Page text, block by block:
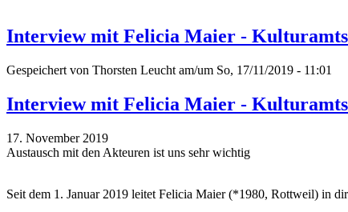
Interview mit Felicia Maier -
Gespeichert von Thorsten Leucht am/um So, 17/11/2019 - 11:01
Interview mit Felicia Maier -
17. November 2019
Austausch mit den Akteuren ist uns sehr wichtig
Seit dem 1. Januar 2019 leitet Felicia Maier (*1980, Rottweil) in